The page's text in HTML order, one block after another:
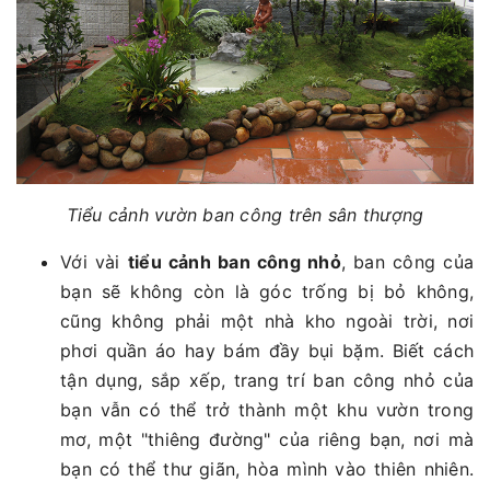
Tiểu cảnh vườn ban công trên sân thượng
Với vài tiểu cảnh ban công nhỏ, ban công của
bạn sẽ không còn là góc trống bị bỏ không,
cũng không phải một nhà kho ngoài trời, nơi
phơi quần áo hay bám đầy bụi bặm. Biết cách
tận dụng, sắp xếp, trang trí ban công nhỏ của
bạn vẫn có thể trở thành một khu vườn trong
mơ, một "thiêng đường" của riêng bạn, nơi mà
bạn có thể thư giãn, hòa mình vào thiên nhiên.